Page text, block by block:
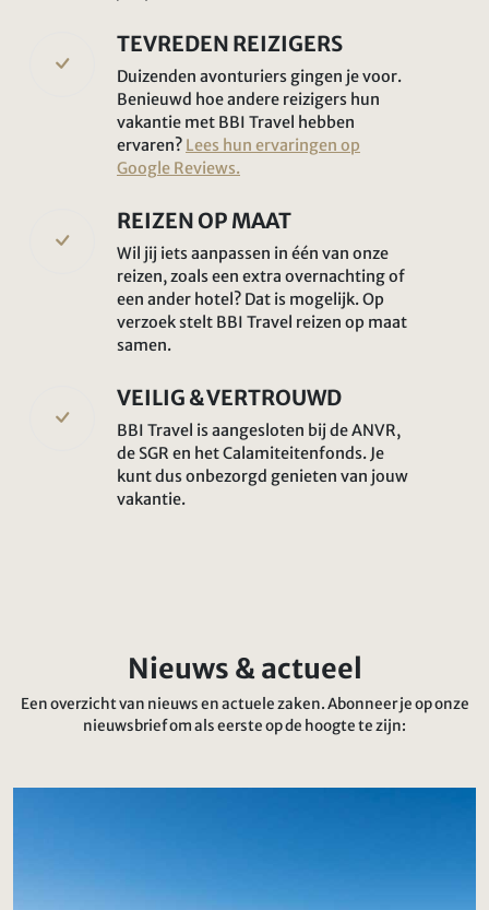
TEVREDEN REIZIGERS
Duizenden avonturiers gingen je voor.
Benieuwd hoe andere reizigers hun
vakantie met BBI Travel hebben
ervaren? Lees hun ervaringen op
Google Reviews.
REIZEN OP MAAT
Wil jij iets aanpassen in één van onze
reizen, zoals een extra overnachting of
een ander hotel? Dat is mogelijk. Op
verzoek stelt BBI Travel reizen op maat
samen.
VEILIG & VERTROUWD
BBI Travel is aangesloten bij de ANVR,
de SGR en het Calamiteitenfonds. Je
kunt dus onbezorgd genieten van jouw
vakantie.
Nieuws & actueel
Een overzicht van nieuws en actuele zaken. Abonneer je op onze
nieuwsbrief om als eerste op de hoogte te zijn: